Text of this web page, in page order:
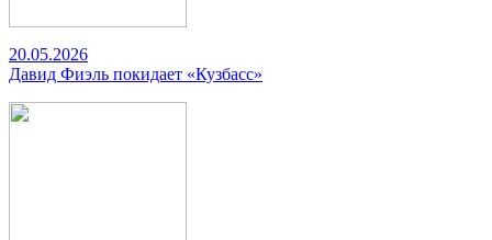
20.05.2026
Давид Фиэль покидает «Кузбасс»